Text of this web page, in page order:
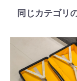
同じカテゴリ